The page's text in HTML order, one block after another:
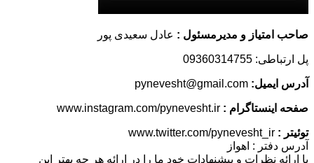
صاحب امتیاز و مدیرمسئول : عادل سعیدی پور
پل ارتباطی: 09360314755
آدرس ایمیل:
صفحه اینستاگرام :
توئیتر :
آدرس دفتر : اهواز
با ارائه نظرات و پیشنهادات خود ما را در ارائه هر چه بهتر این